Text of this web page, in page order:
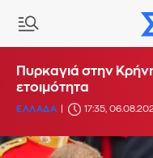
Μεγάλη πυρκαγιά
στη Σκύρο -
ΕΛΛΑΔΑ 15:17,
Πυρκαγιά στην
ετοιμότητα
ΕΛΛΑΔΑ 17:35,